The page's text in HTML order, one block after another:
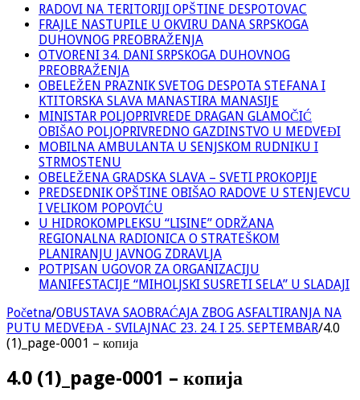
RADOVI NA TERITORIJI OPŠTINE DESPOTOVAC
FRAJLE NASTUPILE U OKVIRU DANA SRPSKOGA
DUHOVNOG PREOBRAŽENJA
OTVORENI 34. DANI SRPSKOGA DUHOVNOG
PREOBRAŽENJA
OBELEŽEN PRAZNIK SVETOG DESPOTA STEFANA I
KTITORSKA SLAVA MANASTIRA MANASIJE
MINISTAR POLJOPRIVREDE DRAGAN GLAMOČIĆ
OBIŠAO POLJOPRIVREDNO GAZDINSTVO U MEDVEĐI
MOBILNA AMBULANTA U SENJSKOM RUDNIKU I
STRMOSTENU
OBELEŽENA GRADSKA SLAVA – SVETI PROKOPIJE
PREDSEDNIK OPŠTINE OBIŠAO RADOVE U STENJEVCU
I VELIKOM POPOVIĆU
U HIDROKOMPLEKSU “LISINE” ODRŽANA
REGIONALNA RADIONICA O STRATEŠKOM
PLANIRANJU JAVNOG ZDRAVLJA
POTPISAN UGOVOR ZA ORGANIZACIJU
MANIFESTACIJE “MIHOLJSKI SUSRETI SELA” U SLADAJI
Početna/OBUSTAVA SAOBRAĆAJA ZBOG ASFALTIRANJA NA
PUTU MEDVEĐA - SVILAJNAC 23. 24. I 25. SEPTEMBAR/4.0
(1)_page-0001 – копија
4.0 (1)_page-0001 – копија